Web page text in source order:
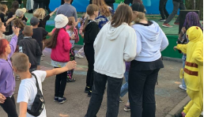
А
В
И
Г
А
Ц
И
Ю